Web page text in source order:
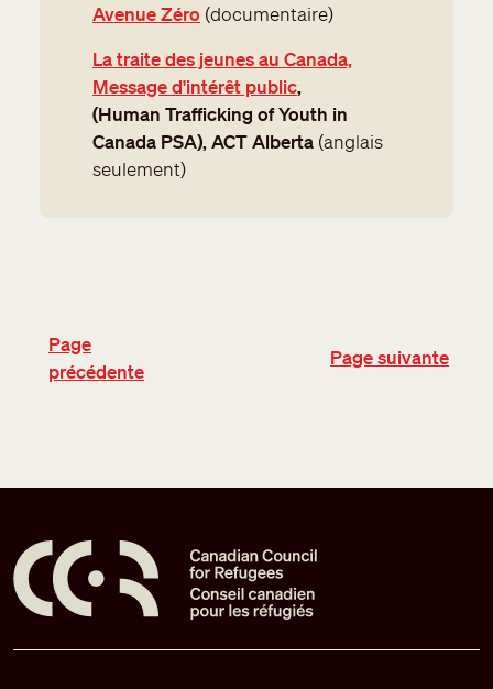
Avenue Zéro (documentaire)
La traite des jeunes au Canada,
Message d'intérêt public,
(Human Trafficking of Youth in
Canada PSA), ACT Alberta (anglais
seulement)
Page
précédente
Page suivante